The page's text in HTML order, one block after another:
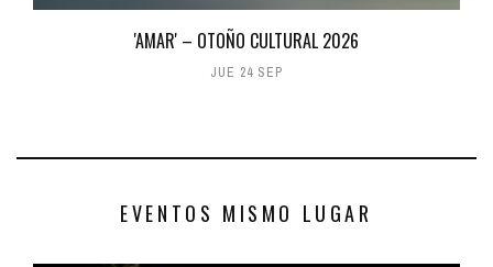
'AMAR' – OTOÑO CULTURAL 2026
JUE 24 SEP
EVENTOS MISMO LUGAR